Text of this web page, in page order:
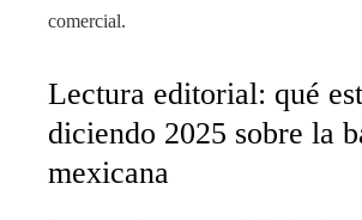
comercial.
Lectura editorial: qué
diciendo 2025 sobre la
mexicana